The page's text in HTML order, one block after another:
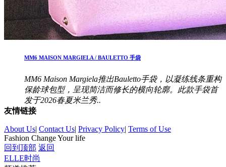
MM6 MAISON MARGIELA / BAULETTO 手袋
MM6 Maison Margiela推出Bauletto手袋，以凝练线条重构
保龄球包型，呈现简洁而修长的横向轮廓。此款手袋首
发于2026春夏米兰秀..
友情链接
About Us| Contact Us| Privacy Policy| Terms of Use
Fashion Change Your life
回到顶部 返回
ELLE时尚